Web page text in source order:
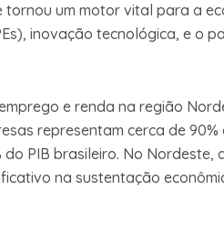
tornou um motor vital para a
inovação tecnológica, e o
e renda na região
representam cerca de 90%
PIB brasileiro. No Nordeste,
na sustentação